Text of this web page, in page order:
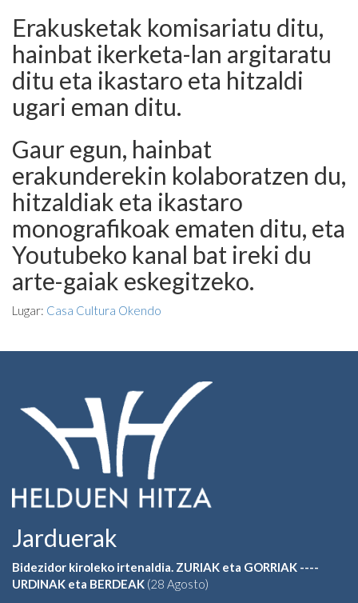
Erakusketak komisariatu ditu,
hainbat ikerketa-lan argitaratu
ditu eta ikastaro eta hitzaldi
ugari eman ditu.
Gaur egun, hainbat
erakunderekin kolaboratzen du,
hitzaldiak eta ikastaro
monografikoak ematen ditu, eta
Youtubeko kanal bat ireki du
arte-gaiak eskegitzeko.
Lugar: Casa Cultura Okendo
Jarduerak
Bidezidor kiroleko irtenaldia. ZURIAK eta GORRIAK ----
URDINAK eta BERDEAK (28 Agosto)